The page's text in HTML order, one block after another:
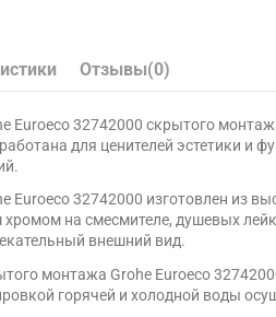
Отзывы(0)
Euroeco 32742000 скрытого
для ценителей эстетики и
Euroeco 32742000 изготовлен из
на смесмителе, душевых
внешний вид.
монтажа Grohe Euroeco
горячей и холодной воды